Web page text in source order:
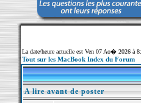
La date/heure actuelle est Ven 07 Ao� 2026 à
Tout sur les MacBook Index du Forum
A lire avant de poster